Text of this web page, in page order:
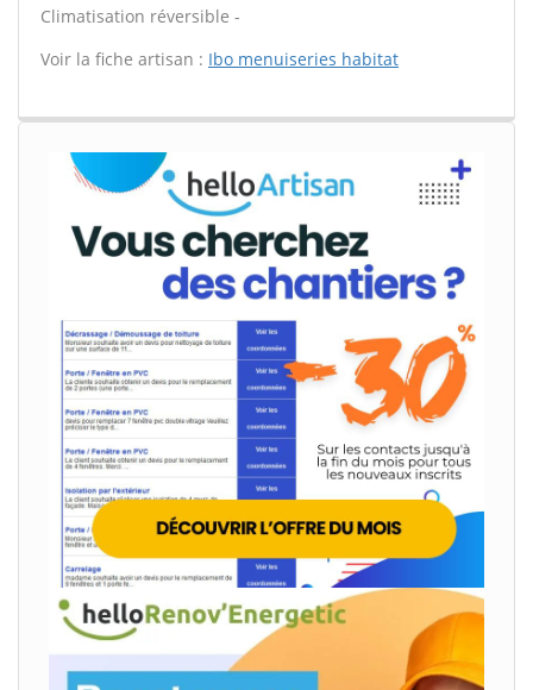
Climatisation réversible -
Voir la fiche artisan : Ibo menuiseries habitat